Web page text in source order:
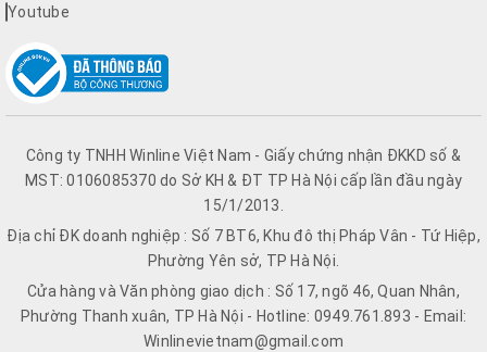
Youtube
Công ty TNHH Winline Việt Nam - Giấy chứng nhận ĐKKD số &
MST: 0106085370 do Sở KH & ĐT TP Hà Nội cấp lần đầu ngày
15/1/2013.
Địa chỉ ĐK doanh nghiệp : Số 7 BT6, Khu đô thị Pháp Vân - Tứ Hiệp,
Phường Yên sở, TP Hà Nội.
Cửa hàng và Văn phòng giao dịch : Số 17, ngõ 46, Quan Nhân,
Phường Thanh xuân, TP Hà Nội - Hotline: 0949.761.893 - Email:
Winlinevietnam@gmail.com